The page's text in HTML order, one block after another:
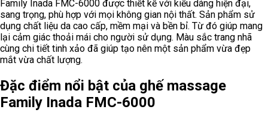
Family Inada FMC-6000 được thiết kế với kiểu dáng hiện đại,
sang trọng, phù hợp với mọi không gian nội thất. Sản phẩm sử
dụng chất liệu da cao cấp, mềm mại và bền bỉ. Từ đó giúp mang
lại cảm giác thoải mái cho người sử dụng. Màu sắc trang nhã
cùng chi tiết tinh xảo đã giúp tạo nên một sản phẩm vừa đẹp
mắt vừa chất lượng.
Đặc điểm nổi bật của ghế massage
Family Inada FMC-6000